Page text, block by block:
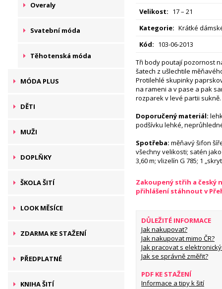
Overaly
Svatební móda
Těhotenská móda
MÓDA PLUS
DĚTI
MUŽI
DOPLŇKY
ŠKOLA ŠITÍ
LOOK MĚSÍCE
ZDARMA KE STAŽENÍ
PŘEDPLATNÉ
KNIHA ŠITÍ
Velikost: 17 – 21
Kategorie: Krátké
Kód: 103-06-2013
Tři body poutají pozornost
šatech z ušlechtile
Protilehlé skupinky
na rameni a v pase a pak
rozparek v levé partii sukně.
Doporučený materiál:
podšívku lehké,
Spotřeba: měňavý šifon
všechny velikosti; satén
3,60 m; vlizelín G 785; 1
Zakoupený střih a český
přihlášení stáhnout v
DŮLEŽITÉ INFORMACE
Jak nakupovat?
Jak nakupovat mimo ČR?
Jak pracovat s
Jak se správně změřit?
PDF KE STAŽENÍ
Informace a tipy k šití